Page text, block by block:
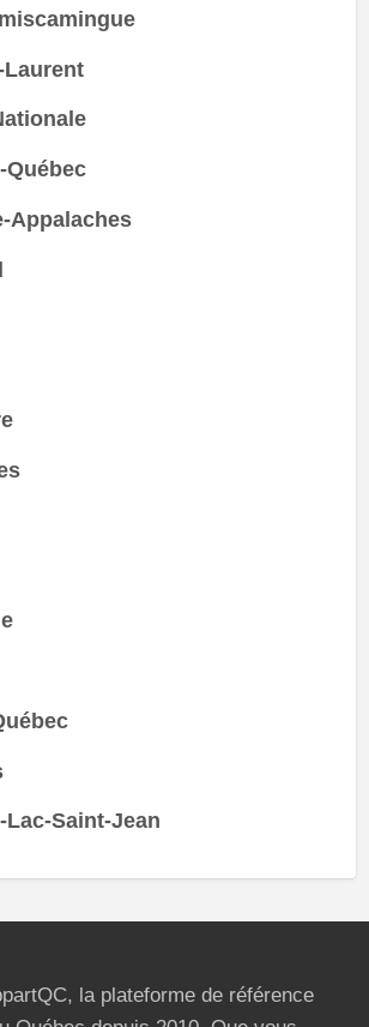
Laurent
Québec
Appalaches
Lac-Saint-Jean
la plateforme de référence